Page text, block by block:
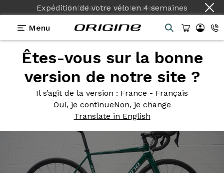
Expédition de votre véloen4 semaines
Menu
Êtes-vous sur la bonne
version de notre site ?
Il s’agit de la version : France - Français
Oui, je continueNon, je change
Translate in English
Photos> Axxome GT Vert Anglais
Axxome GT Vert Anglais